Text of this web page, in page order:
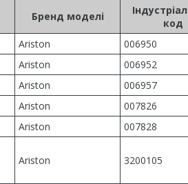
Бренд моделі
код
Ariston
006950
Ariston
006952
Ariston
006957
Ariston
007826
Ariston
007828
Ariston 3200105